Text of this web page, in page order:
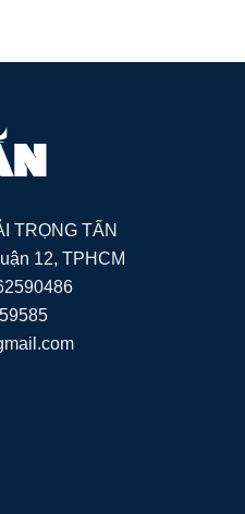
TRỌNG TẤN
12, TPHCM